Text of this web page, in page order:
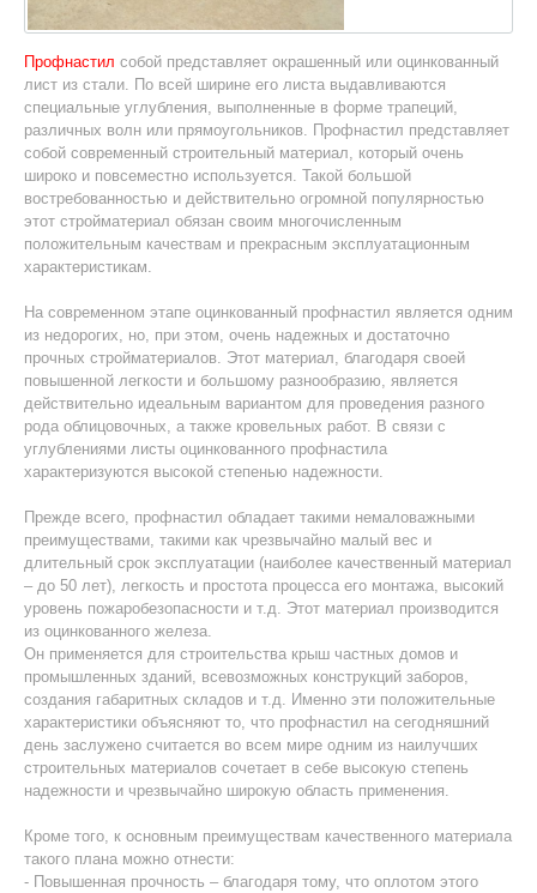
Профнастил собой представляет окрашенный или оцинкованный
лист из стали. По всей ширине его листа выдавливаются
специальные углубления, выполненные в форме трапеций,
различных волн или прямоугольников. Профнастил представляет
собой современный строительный материал, который очень
широко и повсеместно используется. Такой большой
востребованностью и действительно огромной популярностью
этот стройматериал обязан своим многочисленным
положительным качествам и прекрасным эксплуатационным
характеристикам.
На современном этапе оцинкованный профнастил является одним
из недорогих, но, при этом, очень надежных и достаточно
прочных стройматериалов. Этот материал, благодаря своей
повышенной легкости и большому разнообразию, является
действительно идеальным вариантом для проведения разного
рода облицовочных, а также кровельных работ. В связи с
углублениями листы оцинкованного профнастила
характеризуются высокой степенью надежности.
Прежде всего, профнастил обладает такими немаловажными
преимуществами, такими как чрезвычайно малый вес и
длительный срок эксплуатации (наиболее качественный материал
– до 50 лет), легкость и простота процесса его монтажа, высокий
уровень пожаробезопасности и т.д. Этот материал производится
из оцинкованного железа.
Он применяется для строительства крыш частных домов и
промышленных зданий, всевозможных конструкций заборов,
создания габаритных складов и т.д. Именно эти положительные
характеристики объясняют то, что профнастил на сегодняшний
день заслужено считается во всем мире одним из наилучших
строительных материалов сочетает в себе высокую степень
надежности и чрезвычайно широкую область применения.
Кроме того, к основным преимуществам качественного материала
такого плана можно отнести:
- Повышенная прочность – благодаря тому, что оплотом этого